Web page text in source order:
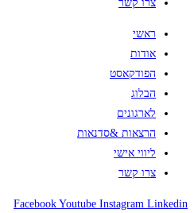
צרו קשר
ראשי
אודות
הפודקאסט
הבלוג
לארגונים
הרצאות &סדנאות
ליווי אישי
צרו קשר
Facebook Youtube Instagram Linkedin